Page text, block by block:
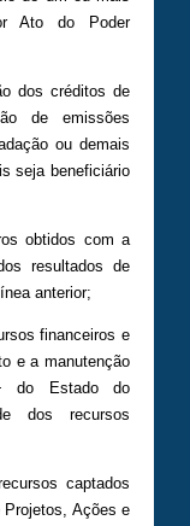
Ato do Poder
dos créditos de
de emissões
ou demais
seja beneficiário
obtidos com a
resultados de
anterior;
financeiros e
e a manutenção
do Estado do
dos recursos
captados
Projetos, Ações e